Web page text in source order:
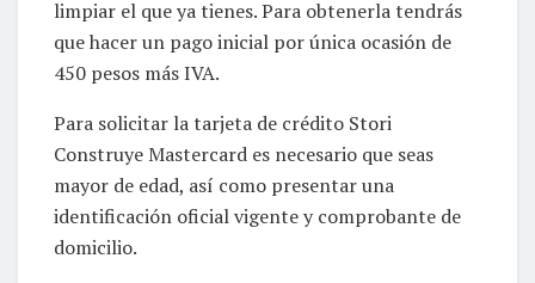
limpiar el que ya tienes. Para obtenerla tendrás
que hacer un pago inicial por única ocasión de
450 pesos más IVA.
Para solicitar la tarjeta de crédito Stori
Construye Mastercard es necesario que seas
mayor de edad, así como presentar una
identificación oficial vigente y comprobante de
domicilio.